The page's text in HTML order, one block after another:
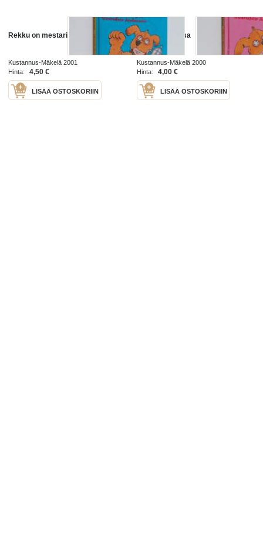
Rekku on mestari
Kustannus-Mäkelä 2001
Hinta:
4,50 €
LISÄÄ OSTOSKORIIN
Rekku koulussa
Kustannus-Mäkelä 2000
Hinta:
4,00 €
LISÄÄ OSTOSKORIIN